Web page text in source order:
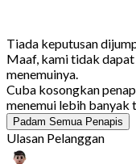
Tiada keputusan
Maaf, kami tidak dapat
menemuinya.
Cuba kosongkan
menemui lebih banyak
Padam Semua Penapis
Ulasan Pelanggan